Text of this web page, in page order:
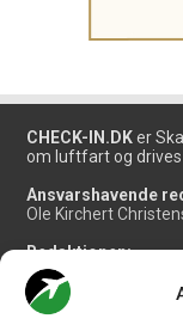
CHECK-IN.DK er
om luftfart og
Ansvarshavende
Ole Kirchert
Redaktionen:
Christian Granhøj
Henrik Baumgarten
Danny Longhi